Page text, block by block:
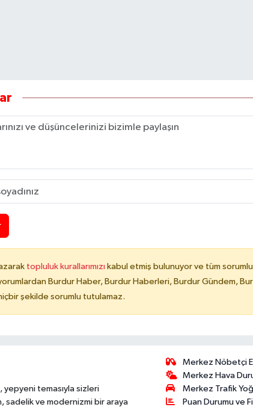
topluluk kurallarımızı kabul etmiş bulunuyor ve tüm
Burdur Haber, Burdur Haberleri, Burdur Gündem,
şekilde sorumlu tutulamaz.
yepyeni temasıyla sizleri
sadelik ve modernizmi bir araya
Merkez Nöbetçi
Merkez Hava
Merkez Trafik
Puan Durumu ve